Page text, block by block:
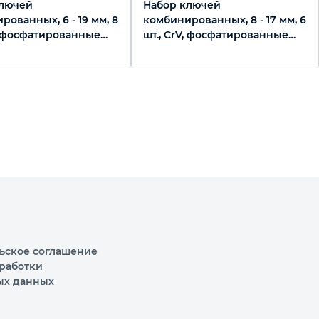
6 - 19 мм, 8
фосфатированные
Набор ключей
комбинированных, 8 - 17 мм, 6
шт., CrV, фосфатированные
соглашение
данных